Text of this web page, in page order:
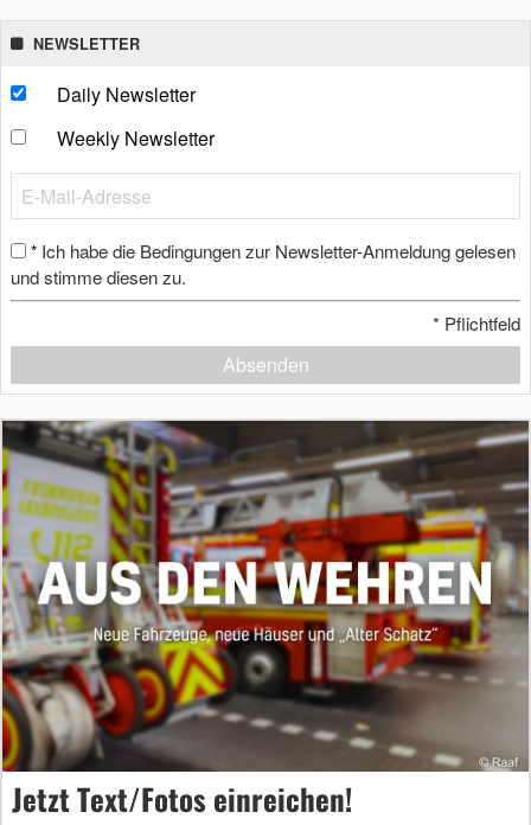
NEWSLETTER
Daily Newsletter
Weekly Newsletter
* Ich habe die Bedingungen zur Newsletter-Anmeldung gelesen
und stimme diesen zu.
* Pflichtfeld
Absenden
Jetzt Text/Fotos einreichen!